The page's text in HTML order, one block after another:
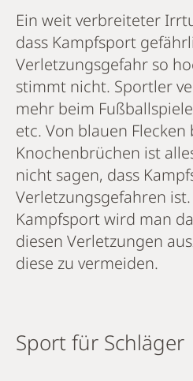
Ein weit verbreiteter
dass Kampfsport
Verletzungsgefahr so
stimmt nicht. Sportler
mehr beim
etc. Von blauen Flecken
Knochenbrüchen ist
nicht sagen, dass
Verletzungsgefahren
Kampfsport wird man
diesen Verletzungen
diese zu vermeiden.
Sport für Schläger